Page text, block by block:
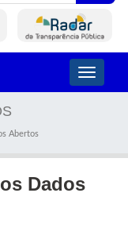
Toggle
Abertos
Dados